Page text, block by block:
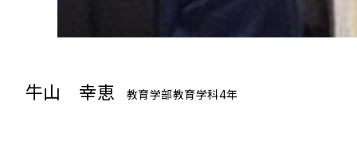
牛山 幸恵 教育学部教育学科4年